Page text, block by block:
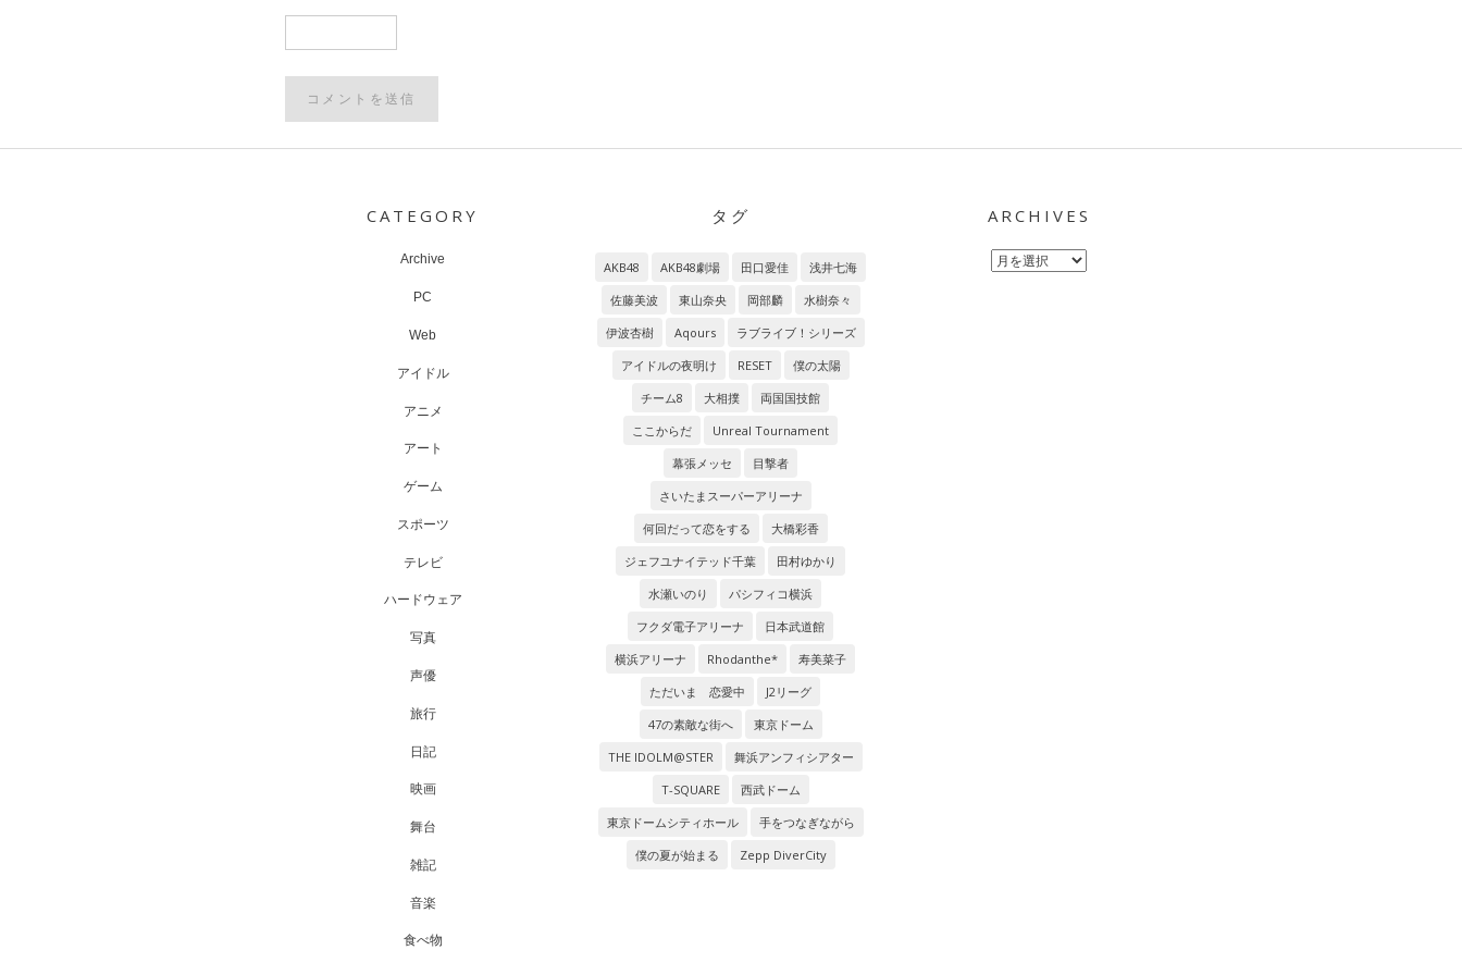
CATEGORY
Archive
PC
Web
アイドル
アニメ
アート
ゲーム
スポーツ
テレビ
ハードウェア
写真
声優
旅行
日記
映画
舞台
雑記
音楽
食べ物
タグ
AKB48 AKB48劇場 田口愛佳
浅井七海
佐藤美波
東山奈央 岡部麟
水樹奈々
伊波杏樹
Aqours
ラブライブ！シリーズ
アイドルの夜明け
RESET
僕の太陽
チーム8
大相撲
両国国技館
ここからだ
Unreal Tournament
幕張メッセ
目撃者
さいたまスーパーアリーナ
何回だって恋をする
大橋彩香
ジェフユナイテッド千葉
田村ゆかり
水瀬いのり
パシフィコ横浜
フクダ電子アリーナ
日本武道館
横浜アリーナ
Rhodanthe*
寿美菜子
ただいま 恋愛中
J2リーグ
47の素敵な街へ
東京ドーム
THE IDOLM@STER
舞浜アンフィシアター
T-SQUARE
西武ドーム
東京ドームシティホール
手をつなぎながら
僕の夏が始まる
Zepp DiverCity
ARCHIVES
Archives